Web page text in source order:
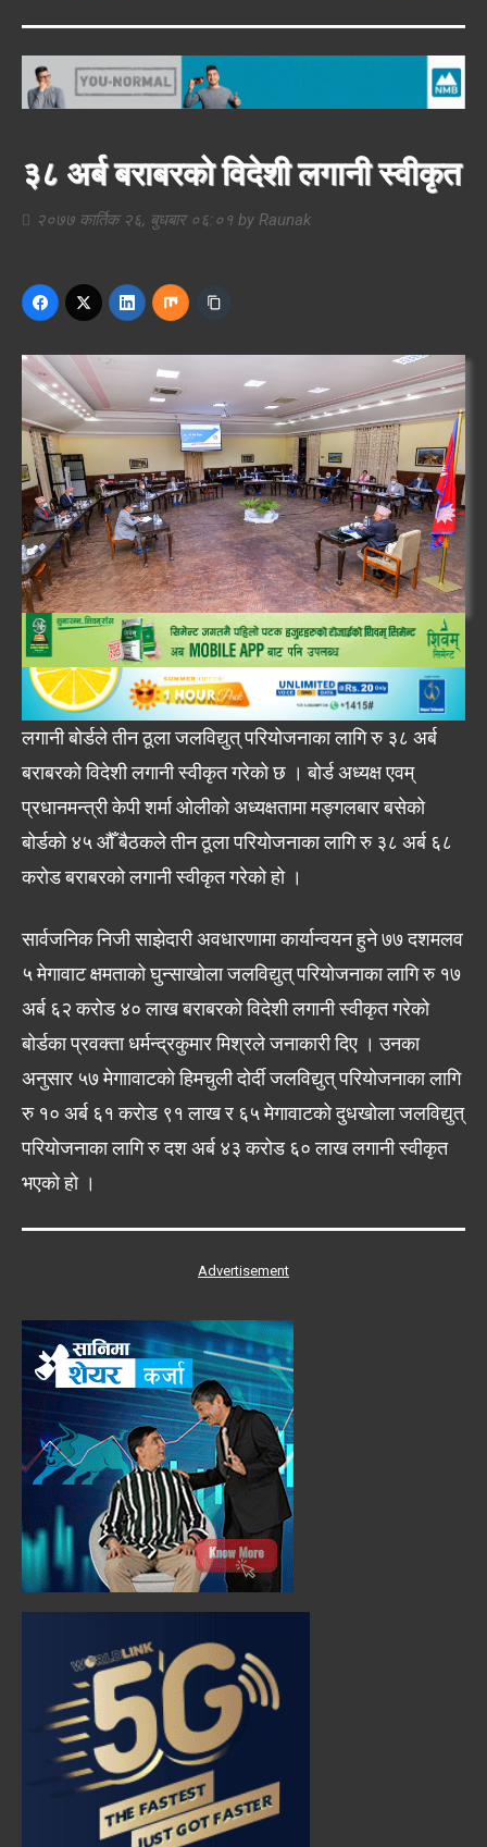
३८ अर्ब बराबरको विदेशी लगानी स्वीकृत
२०७७ कार्तिक २६, बुधबार ०६:०१ by Raunak
लगानी बोर्डले तीन ठूला जलविद्युत् परियोजनाका लागि रु ३८ अर्ब
बराबरको विदेशी लगानी स्वीकृत गरेको छ । बोर्ड अध्यक्ष एवम्
प्रधानमन्त्री केपी शर्मा ओलीको अध्यक्षतामा मङ्गलबार बसेको
बोर्डको ४५ औँ बैठकले तीन ठूला परियोजनाका लागि रु ३८ अर्ब ६८
करोड बराबरको लगानी स्वीकृत गरेको हो ।
सार्वजनिक निजी साझेदारी अवधारणामा कार्यान्वयन हुने ७७ दशमलव
५ मेगावाट क्षमताको घुन्साखोला जलविद्युत् परियोजनाका लागि रु १७
अर्ब ६२ करोड ४० लाख बराबरको विदेशी लगानी स्वीकृत गरेको
बोर्डका प्रवक्ता धर्मन्द्रकुमार मिश्रले जनाकारी दिए । उनका
अनुसार ५७ मेगाावाटको हिमचुली दोर्दी जलविद्युत् परियोजनाका लागि
रु १० अर्ब ६१ करोड ९१ लाख र ६५ मेगावाटको दुधखोला जलविद्युत्
परियोजनाका लागि रु दश अर्ब ४३ करोड ६० लाख लगानी स्वीकृत
भएको हो ।
Advertisement